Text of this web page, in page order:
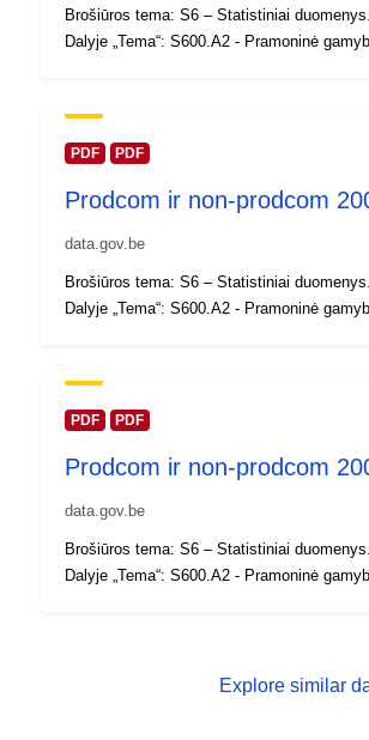
2024
Erdviniai
[ 2.54, 49.49 ], [ 2.54, 51.51 ]
uriRef:
Prieigos teisės: public
Brošiūros tema: S6 – Statistiniai
Dalyje „Tema“: S600.A2 - Pramoninė
PDF PDF
Prodcom ir non-prodcom
data.gov.be
Brošiūros tema: S6 – Statistiniai
Dalyje „Tema“: S600.A2 - Pramoninė
PDF PDF
Prodcom ir non-prodcom
data.gov.be
Brošiūros tema: S6 – Statistiniai
Dalyje „Tema“: S600.A2 - Pramoninė
Explore similar